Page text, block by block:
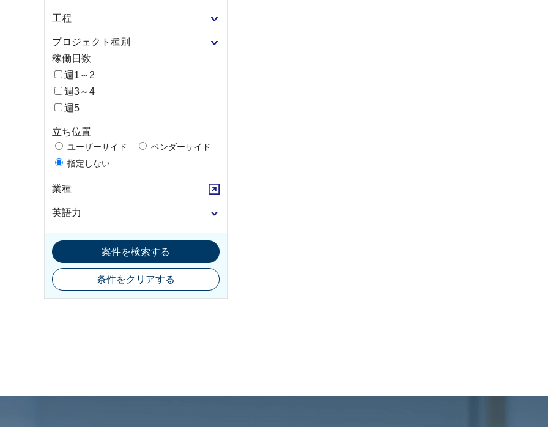
工程
プロジェクト種別
稼働日数
週1～2
週3～4
週5
立ち位置
ユーザーサイド
ベンダーサイド
指定しない
業種
英語力
案件を検索する
条件をクリアする